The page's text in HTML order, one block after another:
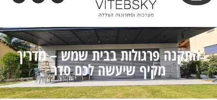
התקנה פרגולות בבית שמש – מדריך
מקיף שיעשה לכם סדר